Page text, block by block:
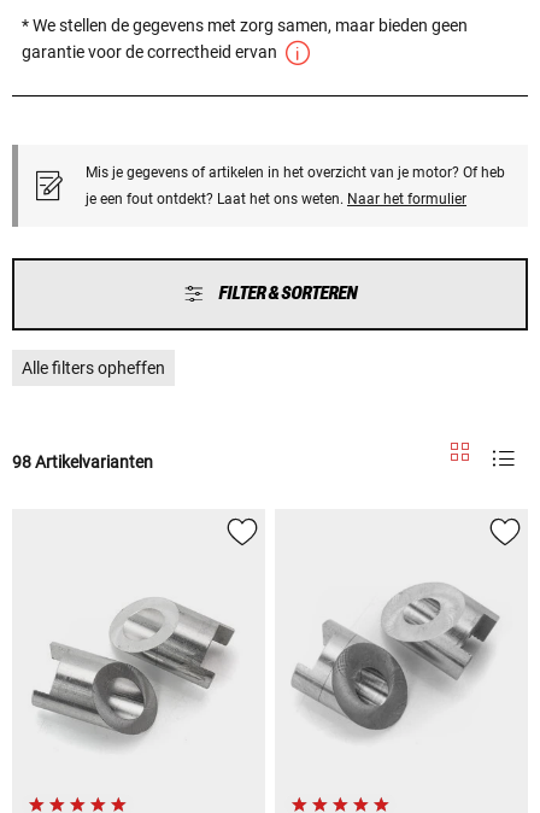
* We stellen de gegevens met zorg samen, maar bieden geen
garantie voor de correctheid ervan
Mis je gegevens of artikelen in het overzicht van je motor? Of heb
je een fout ontdekt? Laat het ons weten. Naar het formulier
FILTER & SORTEREN
Alle filters opheffen
98 Artikelvarianten